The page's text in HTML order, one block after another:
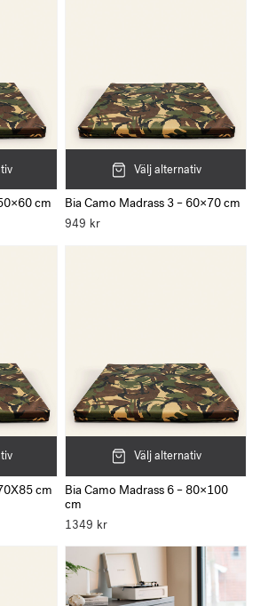
cm
Välj alternativ
Bia Camo Madrass 3 – 60×70 cm
949 kr
cm
Välj alternativ
Bia Camo Madrass 6 – 80×100
cm
1349 kr